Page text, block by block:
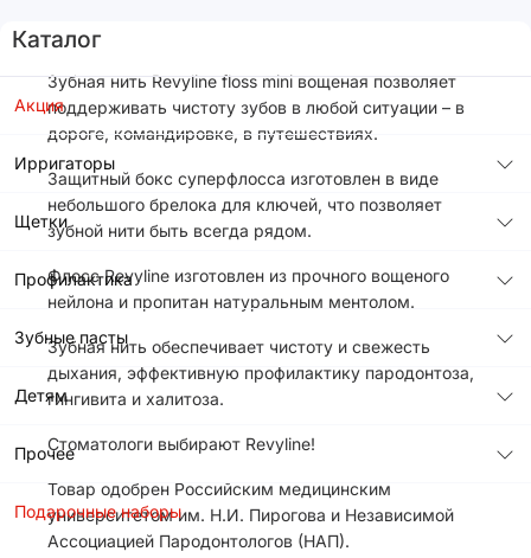
Каталог
Акция
Ирригаторы
Щетки
Профилактика
Зубные пасты
Детям
Прочее
Подарочные наборы
Зубная нить Revyline floss mini вощеная позволяет
поддерживать чистоту зубов в любой ситуации – в
дороге, командировке, в путешествиях.
Защитный бокс суперфлосса изготовлен в виде
небольшого брелока для ключей, что позволяет
зубной нити быть всегда рядом.
Флосс Revyline изготовлен из прочного вощеного
нейлона и пропитан натуральным ментолом.
Зубная нить обеспечивает чистоту и свежесть
дыхания, эффективную профилактику пародонтоза,
гингивита и халитоза.
Стоматологи выбирают Revyline!
Товар одобрен Российским медицинским
университетом им. Н.И. Пирогова и Независимой
Ассоциацией Пародонтологов (НАП).